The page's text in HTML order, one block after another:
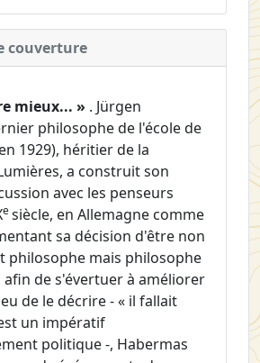
couverture
mieux... » . Jürgen
philosophe de l'école de
1929), héritier de la
a construit son
avec les penseurs
esiècle, en Allemagne comme
sa décision d'être non
philosophe mais philosophe
afin de s'évertuer à améliorer
de le décrire - « il fallait
un impératif
politique -, Habermas